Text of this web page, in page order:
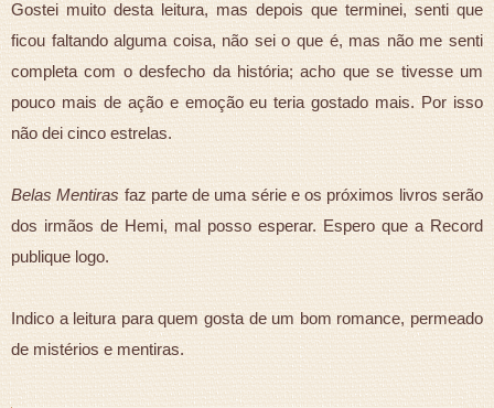
Gostei muito desta leitura, mas depois que terminei, senti que
ficou faltando alguma coisa, não sei o que é, mas não me senti
completa com o desfecho da história; acho que se tivesse um
pouco mais de ação e emoção eu teria gostado mais. Por isso
não dei cinco estrelas.
Belas Mentirasfaz parte de uma série e os próximos livros serão
dos irmãos de Hemi, mal posso esperar. Espero que a Record
publique logo.
Indico a leitura para quem gosta de um bom romance, permeado
de mistérios e mentiras.